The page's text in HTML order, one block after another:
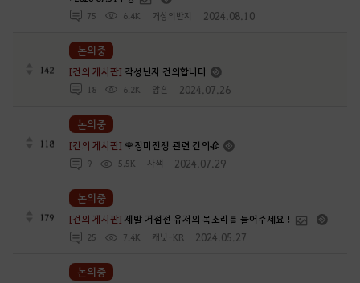
75 6.4K 거상의반지 2024.08.10
142 [건의 게시판] 각성닌자 건의합니다
18 6.2K 암흔 2024.07.26
논의중
118 [건의 게시판] 🌹장미전쟁 관련 건의🥀
9 5.5K 사색 2024.07.29
논의중
179 [건의 게시판]제발 거점전 유저의 목소리를 들어주세요 !
25 7.4K 캐닛-KR 2024.05.27
논의중
논의중